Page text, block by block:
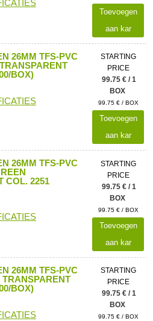
Toevoegen
aan kar
26MM TFS-PVC
BOX)
STARTING
PRICE
99.75 € / 1
BOX
99.75 € / BOX
Toevoegen
aan kar
26MM TFS-PVC
COL. 2251
STARTING
PRICE
99.75 € / 1
BOX
99.75 € / BOX
Toevoegen
aan kar
26MM TFS-PVC
BOX)
STARTING
PRICE
99.75 € / 1
BOX
99.75 € / BOX